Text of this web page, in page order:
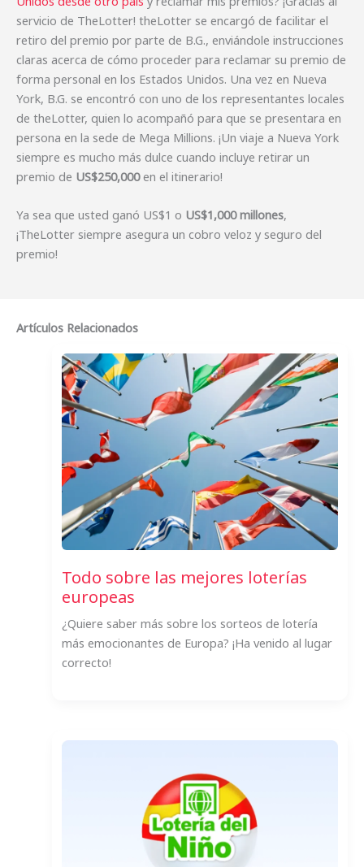
servicio de TheLotter! theLotter se encargó de facilitar el
retiro del premio por parte de B.G., enviándole instrucciones
claras acerca de cómo proceder para reclamar su premio de
forma personal en los Estados Unidos. Una vez en Nueva
York, B.G. se encontró con uno de los representantes locales
de theLotter, quien lo acompañó para que se presentara en
persona en la sede de Mega Millions. ¡Un viaje a Nueva York
siempre es mucho más dulce cuando incluye retirar un
premio de US$250,000en el itinerario!
Ya sea que usted ganó US$1 o US$1,000 millones,
¡TheLotter siempre asegura un cobro veloz y seguro del
premio!
Artículos Relacionados
Todo sobre las mejores loterías
europeas
¿Quiere saber más sobre los sorteos de lotería
más emocionantes de Europa? ¡Ha venido al lugar
correcto!